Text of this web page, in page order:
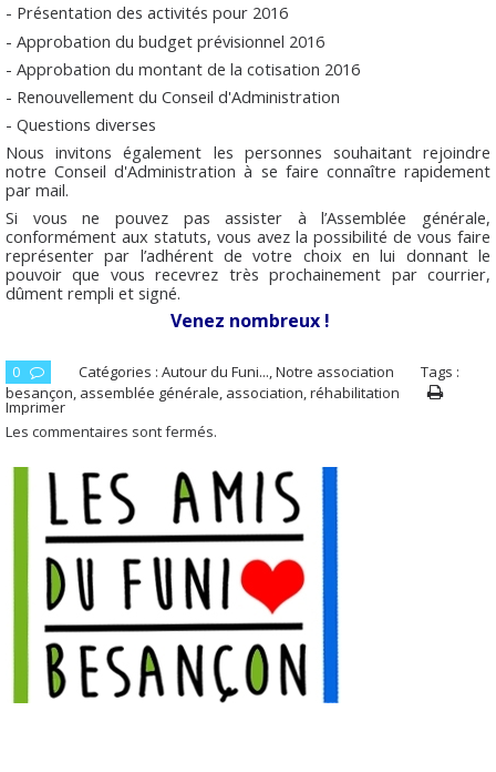
- Présentation des activités pour 2016
- Approbation du budget prévisionnel 2016
- Approbation du montant de la cotisation 2016
- Renouvellement du Conseil d'Administration
- Questions diverses
Nous invitons également les personnes souhaitant rejoindre
notre Conseil d'Administration à se faire connaître rapidement
par mail.
Si vous ne pouvez pas assister à l’Assemblée générale,
conformément aux statuts, vous avez la possibilité de vous faire
représenter par l’adhérent de votre choix en lui donnant le
pouvoir que vous recevrez très prochainement par courrier,
dûment rempli et signé.
Venez nombreux !
0 Catégories : Autour du Funi...,Notre association
Tags :
besançon, assemblée générale, association,réhabilitation
Imprimer
Les commentaires sont fermés.